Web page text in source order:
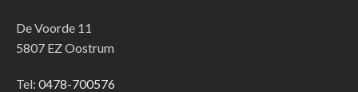
De Voorde 11
5807 EZ Oostrum
Tel: 0478-700576